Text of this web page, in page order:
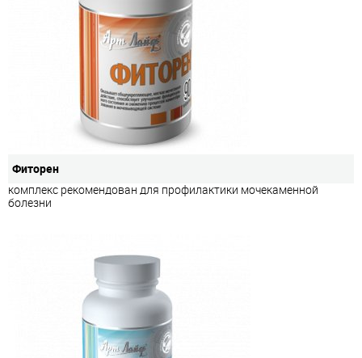
Фиторен
комплекс рекомендован для профилактики мочекаменной
болезни